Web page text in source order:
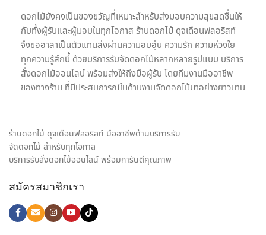
ดอกไม้ยังคงเป็นของขวัญที่เหมาะสำหรับส่งมอบความสุขสดชื่นให้
กับทั้งผู้รับและผู้มอบในทุกโอกาส ร้านดอกไม้ ดุจเดือนฟลอริสท์
จึงขออาสาเป็นตัวแทนส่งผ่านความอบอุ่น ความรัก ความห่วงใย
ทุกความรู้สึกนี้ ด้วยบริการรับจัดดอกไม้หลากหลายรูปแบบ บริการ
สั่งดอกไม้ออนไลน์ พร้อมส่งให้ถึงมือผู้รับ โดยทีมงานมืออาชีพ
ของทางร้าน ที่มีประสบการณ์ในด้านงานจัดดอกไม้มาอย่างยาวนาน
เรา คือ การเป็นสื่อกลางของทุกความรู้สึก พร้อมสร้างความประทับ
ใจให้กับทั้งผู้รับและผู้มอบดอกไม้ เราจึงมุ่งมั่นใส่ใจทุกรายละเอียด
ในงานจัดดอกไม้ ให้ได้ผลงานออกมาตรงตามความต้องการของ
ช่อดอกไม้รับปริญญา ช่อดอกไม้อวยพรวันเกิด, กระเช้าดอกไม้
แสดงความยินดี และดอกไม้ของขวัญอีกหลายรูปแบบ ก็มั่นใจ
เลือก สั่งดอกไม้ออนไลน์ กับ ร้านดอกไม้ ของเราได้เลย
ร้านดอกไม้ ดุจเดือนฟลอริสท์ มืออาชีพด้านบริการรับ
จัดดอกไม้ สำหรับทุกโอกาส
บริการรับสั่งดอกไม้ออนไลน์ พร้อมการันตีคุณภาพ
สมัครสมาชิกเรา